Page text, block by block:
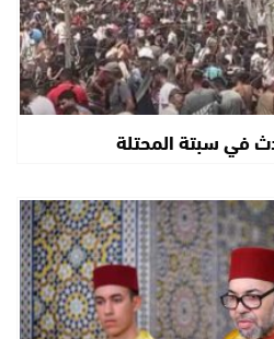
في سبتة المحتلة